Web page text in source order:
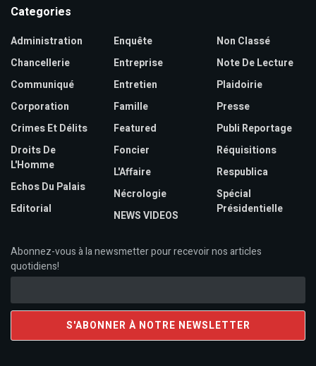
Categories
Administration
Chancellerie
Communiqué
Corporation
Crimes Et Délits
Droits De
L'Homme
Echos Du Palais
Editorial
Enquête
Entreprise
Entretien
Famille
Featured
Foncier
L'Affaire
Nécrologie
NEWS VIDEOS
Non Classé
Note De Lecture
Plaidoirie
Presse
Publi Reportage
Réquisitions
Respublica
Spécial
Présidentielle
Abonnez-vous à la newsmetter pour recevoir nos articles
quotidiens!